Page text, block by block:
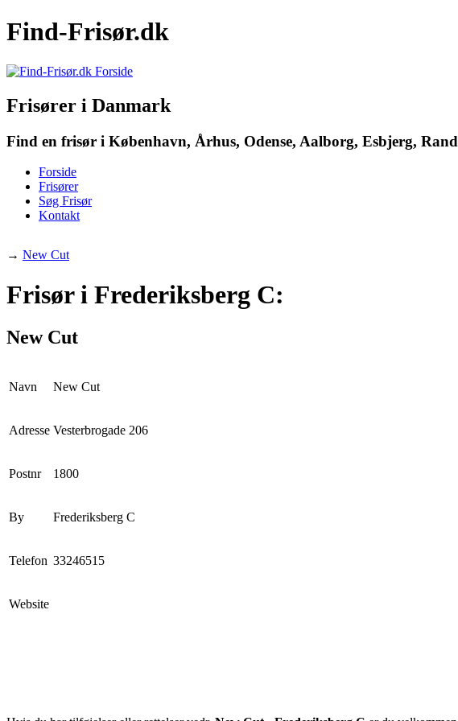
Find-Frisør.dk
Frisører i Danmark
Find en frisør i København, Århus, Odense, Aalborg, Esbjerg,
Forside
Frisører
Søg Frisør
Kontakt
→ New Cut
Frisør i Frederiksberg C:
New Cut
Navn New Cut
Adresse Vesterbrogade 206
Postnr 1800
By Frederiksberg C
Telefon 33246515
Website